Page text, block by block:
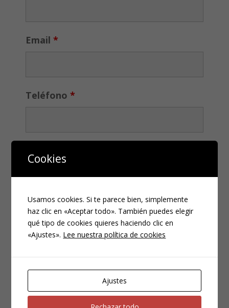
Email *
Teléfono *
CATEGORÍAS
Compliance
Uncategorized
Cookies
Usamos cookies. Si te parece bien, simplemente
haz clic en «Aceptar todo». También puedes elegir
qué tipo de cookies quieres haciendo clic en
«Ajustes». Lee nuestra política de cookies
Ajustes